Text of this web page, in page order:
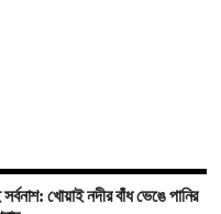
খোয়াই নদীর বাঁধ ভেঙে পানির